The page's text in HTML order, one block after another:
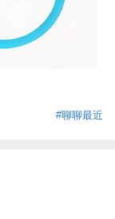
#聊聊最近